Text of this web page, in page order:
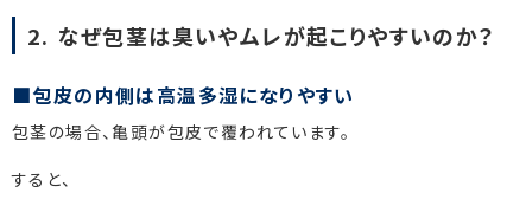
2. なぜ包茎は臭いやムレが起こりやすいのか？
包皮の内側は高温多湿になりやすい
包茎の場合、亀頭が包皮で覆われています。
すると、